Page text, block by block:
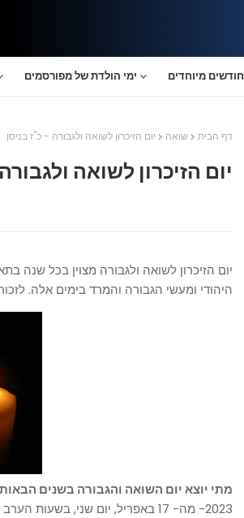
ימי הולדת של מפורסמים חודשים מיוחדים
דף הבית שואה יום הזיכרון לשואה ולגבורה - כ"ז בניסן
יום הזיכרון לשואה
יום הזיכרון לשואה ולגבורה מצוין בכל שנה
היהודי ומעשי הגבורה והמרד בימים אלה.
מתי יוצא יום השואה והגבורה בשנים
2023- מה- 17 באפריל, יום שני, בשעות הערב ועד ה-18 באפריל, יום שלישי בערב.